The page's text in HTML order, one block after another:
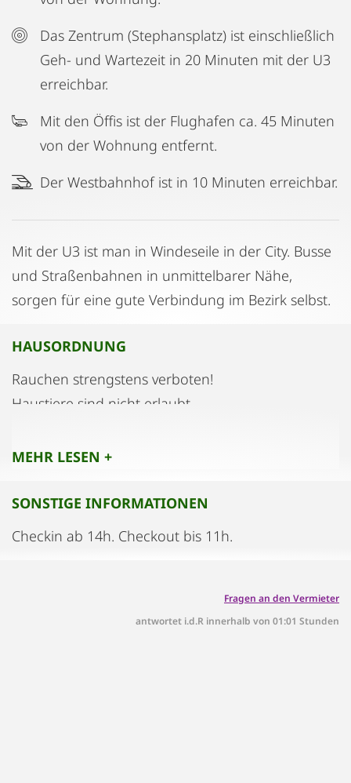
Das Zentrum (Stephansplatz) ist einschließlich
Geh- und Wartezeit in 20 Minuten mit der U3
erreichbar.
Mit den Öffis ist der Flughafen ca. 45 Minuten
von der Wohnung entfernt.
Der Westbahnhof ist in 10 Minuten erreichbar.
Mit der U3 ist man in Windeseile in der City. Busse
und Straßenbahnen in unmittelbarer Nähe,
sorgen für eine gute Verbindung im Bezirk selbst.
HAUSORDNUNG
Rauchen strengstens verboten!
Haustiere sind nicht erlaubt.
MEHR LESEN +
SONSTIGE INFORMATIONEN
Checkin ab 14h. Checkout bis 11h.
Fragen an den Vermieter
antwortet i.d.R innerhalb von 01:01 Stunden